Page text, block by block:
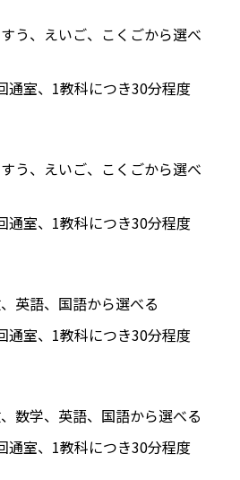
う、えいご、こくごから選べ
通室、1教科につき30分程度
う、えいご、こくごから選べ
通室、1教科につき30分程度
英語、国語から選べる
通室、1教科につき30分程度
数学、英語、国語から選べる
通室、1教科につき30分程度